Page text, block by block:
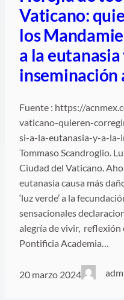
Vaticano:
los
a la eutanasia
Fuente : https://
vaticano-quieren-
si-a-la-eutanasia-y-a-
Tommaso Scandroglio.
Ciudad del Vaticano.
eutanasia causa más
‘luz verde’ a la
sensacionales
alegría de vivir, reflexión
Pontificia Academia…
20 marzo 2024